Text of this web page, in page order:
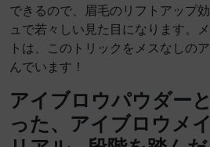
できるので、眉毛のリフトアップ
ュで若々しい見た目になります。
トは、このトリックをメスなしの
んでいます！
アイブロウパウダー
った、アイブロウメ